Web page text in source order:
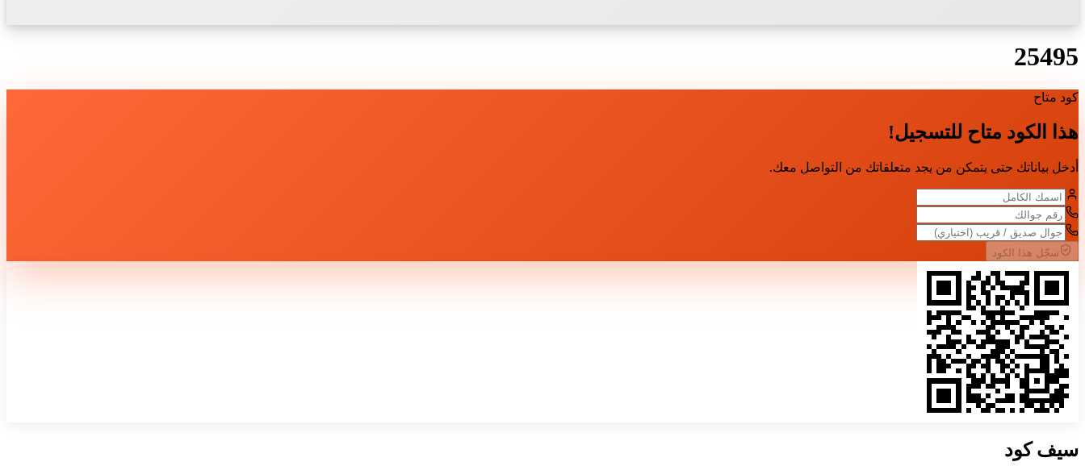
25495
كود متاح
هذا الكود متاح للتسجيل!
أدخل بياناتك حتى يتمكن من يجد متعلقاتك من التواصل معك.
سجّل هذا الكود
سيفكود